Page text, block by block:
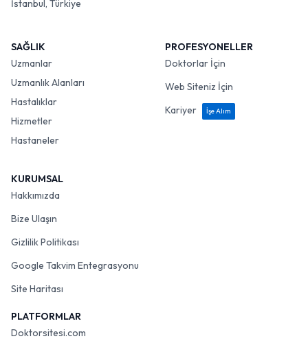
İstanbul, Türkiye
SAĞLIK
Uzmanlar
Uzmanlık Alanları
Hastalıklar
Hizmetler
Hastaneler
PROFESYONELLER
Doktorlar İçin
Web Siteniz İçin
Kariyer
İşe Alım
KURUMSAL
Hakkımızda
Bize Ulaşın
Gizlilik Politikası
Google Takvim Entegrasyonu
Site Haritası
PLATFORMLAR
Doktorsitesi.com